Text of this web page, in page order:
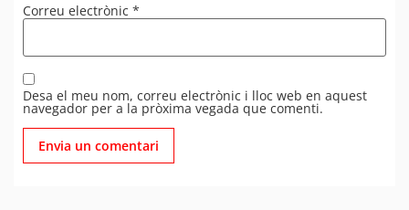
Correu electrònic *
Desa el meu nom, correu electrònic i lloc web en aquest
navegador per a la pròxima vegada que comenti.